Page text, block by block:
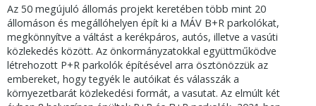
Az 50 megújuló állomás projekt keretében több mint 20
állomáson és megállóhelyen épít ki a MÁV B+R parkolókat,
megkönnyítve a váltást a kerékpáros, autós, illetve a vasúti
közlekedés között. Az önkormányzatokkal együttműködve
létrehozott P+R parkolók építésével arra ösztönözzük az
embereket, hogy tegyék le autóikat és válasszák a
környezetbarát közlekedési formát, a vasutat. Az elmúlt két